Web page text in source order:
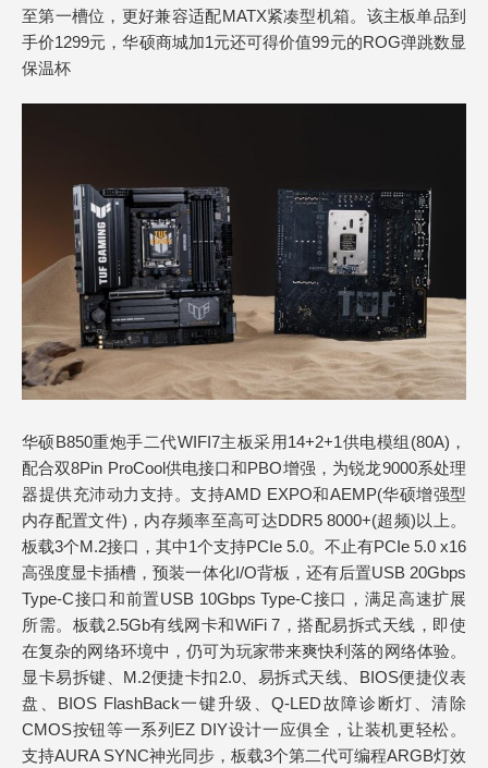
至第一槽位，更好兼容适配MATX紧凑型机箱。该主板单品到
手价1299元，华硕商城加1元还可得价值99元的ROG弹跳数显
保温杯
华硕B850重炮手二代WIFI7主板采用14+2+1供电模组(80A)，
配合双8Pin ProCool供电接口和PBO增强，为锐龙9000系处理
器提供充沛动力支持。支持AMD EXPO和AEMP(华硕增强型
内存配置文件)，内存频率至高可达DDR5 8000+(超频)以上。
板载3个M.2接口，其中1个支持PCIe 5.0。不止有PCIe 5.0 x16
高强度显卡插槽，预装一体化I/O背板，还有后置USB 20Gbps
Type-C接口和前置USB 10Gbps Type-C接口，满足高速扩展
所需。板载2.5Gb有线网卡和WiFi 7，搭配易拆式天线，即使
在复杂的网络环境中，仍可为玩家带来爽快利落的网络体验。
显卡易拆键、M.2便捷卡扣2.0、易拆式天线、BIOS便捷仪表
盘、BIOS FlashBack一键升级、Q-LED故障诊断灯、清除
CMOS按钮等一系列EZ DIY设计一应俱全，让装机更轻松。
支持AURA SYNC神光同步，板载3个第二代可编程ARGB灯效